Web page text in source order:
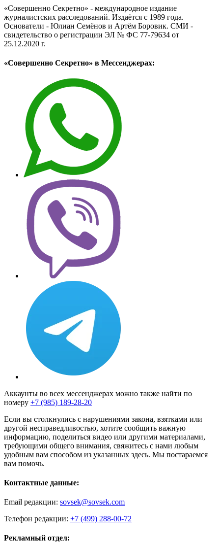
«Совершенно Секретно» - международное издание
журналистских расследований. Издаётся с 1989 года.
Основатели - Юлиан Семёнов и Артём Боровик. CМИ -
свидетельство о регистрации ЭЛ № ФС 77-79634 от
25.12.2020 г.
«Совершенно Секретно» в Мессенджерах:
Аккаунты во всех мессенджерах можно также найти по
номеру +7 (985) 189-28-20
Если вы столкнулись с нарушениями закона, взятками или
другой несправедливостью, хотите сообщить важную
информацию, поделиться видео или другими материалами,
требующими общего внимания, свяжитесь с нами любым
удобным вам способом из указанных здесь. Мы постараемся
вам помочь.
Контактные данные:
Email редакции: sovsek@sovsek.com
Телефон редакции: +7 (499) 288-00-72
Рекламный отдел: